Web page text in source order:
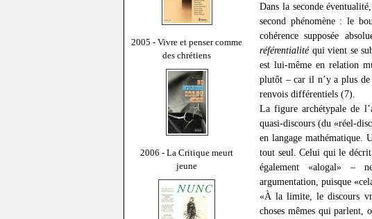
2005 - Vivre et penser comme
des chrétiens
2006 - La Critique meurt
jeune
Dans la seconde
second phénomène : le
cohérence supposée
référentialitéqui vient se
est lui-même en relation
plutôt – car il n’y a plus de
renvois différentiels (7).
La figure archétypale de
quasi-discours (du «réel-
en langage
tout seul. Celui qui le
également «alogal» –
argumentation, puisque
«À la limite, le discours
choses mêmes qui parlent,